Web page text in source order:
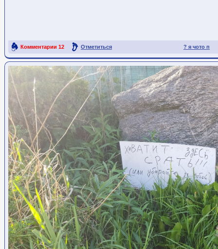
? я чото п
Комментарии 12 Отметиться
Ссылка на пост